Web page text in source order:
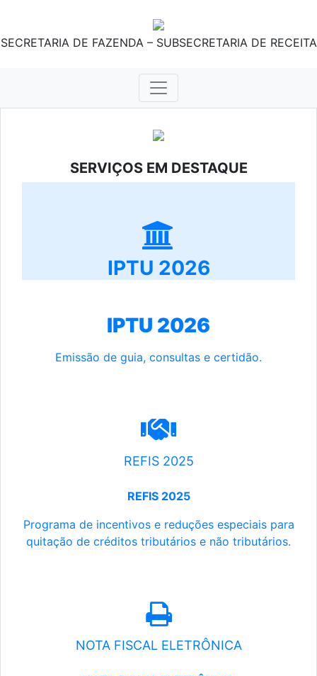
SECRETARIA DE FAZENDA – SUBSECRETARIA DE RECEITA
SERVIÇOS EM DESTAQUE
IPTU 2026
IPTU 2026
Emissão de guia, consultas e certidão.
REFIS 2025
REFIS 2025
Programa de incentivos e reduções especiais para
quitação de créditos tributários e não tributários.
NOTA FISCAL ELETRÔNICA